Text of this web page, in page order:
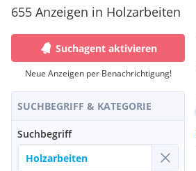
655 Anzeigen in Holzarbeiten
Suchagent aktivieren
Neue Anzeigen per Benachrichtigung!
SUCHBEGRIFF & KATEGORIE
Suchbegriff